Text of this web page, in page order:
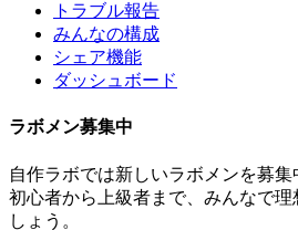
トラブル報告
みんなの構成
シェア機能
ダッシュボード
ラボメン募集中
自作ラボでは新しいラボメンを募集
初心者から上級者まで、みんなで理
しょう。